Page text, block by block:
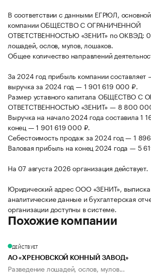
В соответствии с данными ЕГРЮЛ,
компании ОБЩЕСТВО С ОГРАНИЧЕННОЙ
ОТВЕТСТВЕННОСТЬЮ «ЗЕНИТ» по ОКВЭД:
лошадей, ослов, мулов, лошаков.
Общее количество направлений
За 2024 год прибыль компании
выручка за 2024 год — 1 901 619 000 ₽.
Размер уставного капитала ОБЩЕСТВО С
ОТВЕТСТВЕННОСТЬЮ «ЗЕНИТ» — 8 800
Выручка на начало 2024 года составила 1
конец — 1 901 619 000 ₽.
Себестоимость продаж за 2024 год — 1
Валовая прибыль на конец 2024 года — 5
На 07 августа 2026 организация действует.
Юридический адрес ООО «ЗЕНИТ»,
аналитические данные и бухгалтерская
организации доступны в системе.
Похожие компании
ДЕЙСТВУЕТ
АО «ХРЕНОВСКОЙ КОННЫЙ ЗАВОД»
Разведение лошадей, ослов, мулов...